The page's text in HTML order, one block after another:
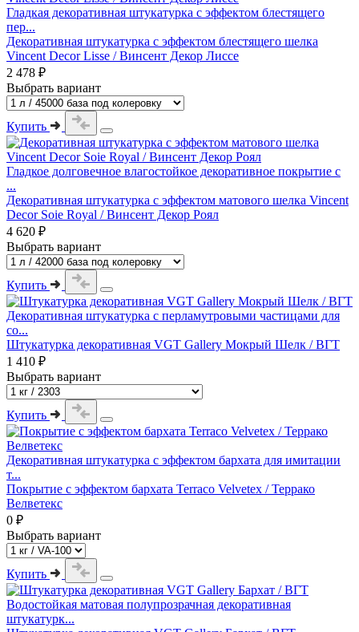
Гладкая декоративная штукатурка с эффектом блестящего
пер...
Декоративная штукатурка с эффектом блестящего шелка
Vincent Decor Lisse / Винсент Декор Лиссе
2 478 ₽
Выбрать вариант
Купить
Гладкое долговечное влагостойкое декоративное покрытие с
...
Декоративная штукатурка с эффектом матового шелка Vincent
Decor Soie Royal / Винсент Декор Роял
4 620 ₽
Выбрать вариант
Купить
Декоративная штукатурка с перламутровыми частицами для
со...
Штукатурка декоративная VGT Gallery Мокрый Шелк / ВГТ
1 410 ₽
Выбрать вариант
Купить
Декоративная штукатурка с эффектом бархата для имитации
т...
Покрытие с эффектом бархата Terraco Velvetex / Террако
Велветекс
0 ₽
Выбрать вариант
Купить
Водостойкая матовая полупрозрачная декоративная
штукатурк...